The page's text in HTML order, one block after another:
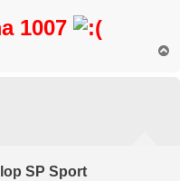
1007
SP Sport